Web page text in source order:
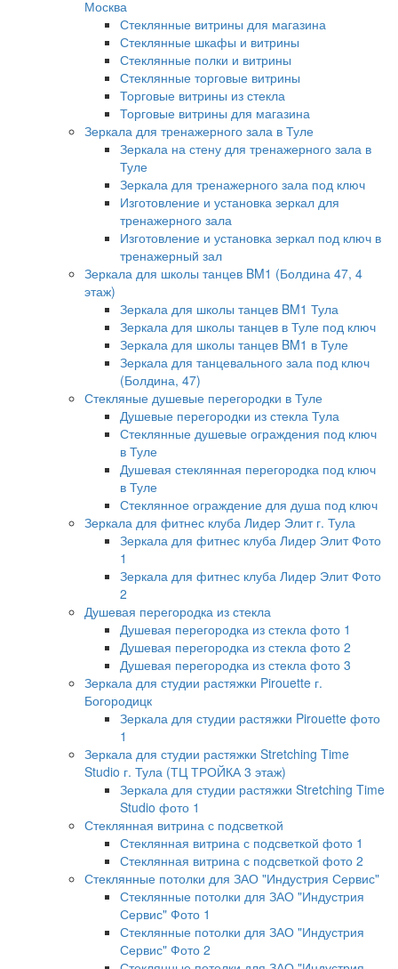
Москва
Стеклянные витрины для магазина
Стеклянные шкафы и витрины
Стеклянные полки и витрины
Стеклянные торговые витрины
Торговые витрины из стекла
Торговые витрины для магазина
Зеркала для тренажерного зала в Туле
Зеркала на стену для тренажерного зала в
Туле
Зеркала для тренажерного зала под ключ
Изготовление и установка зеркал для
тренажерного зала
Изготовление и установка зеркал под ключ в
тренажерный зал
Зеркала для школы танцев BM1 (Болдина 47, 4
этаж)
Зеркала для школы танцев BM1 Тула
Зеркала для школы танцев в Туле под ключ
Зеркала для школы танцев BM1 в Туле
Зеркала для танцевального зала под ключ
(Болдина, 47)
Стекляные душевые перегородки в Туле
Душевые перегородки из стекла Тула
Стеклянные душевые ограждения под ключ
в Туле
Душевая стеклянная перегородка под ключ
в Туле
Стеклянное ограждение для душа под ключ
Зеркала для фитнес клуба Лидер Элит г. Тула
Зеркала для фитнес клуба Лидер Элит Фото
1
Зеркала для фитнес клуба Лидер Элит Фото
2
Душевая перегородка из стекла
Душевая перегородка из стекла фото 1
Душевая перегородка из стекла фото 2
Душевая перегородка из стекла фото 3
Зеркала для студии растяжки Pirouette г.
Богородицк
Зеркала для студии растяжки Pirouette фото
1
Зеркала для студии растяжки Stretching Time
Studio г. Тула (ТЦ ТРОЙКА 3 этаж)
Зеркала для студии растяжки Stretching Time
Studio фото 1
Стеклянная витрина с подсветкой
Стеклянная витрина с подсветкой фото 1
Стеклянная витрина с подсветкой фото 2
Стеклянные потолки для ЗАО "Индустрия Сервис"
Стеклянные потолки для ЗАО "Индустрия
Сервис" Фото 1
Стеклянные потолки для ЗАО "Индустрия
Сервис" Фото 2